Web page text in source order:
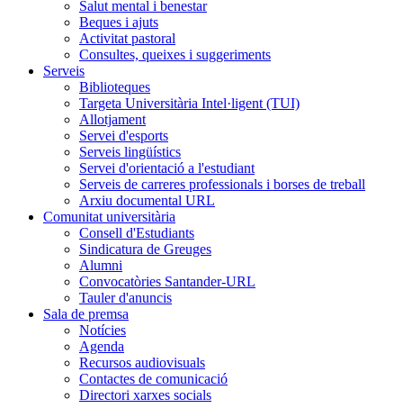
Salut mental i benestar
Beques i ajuts
Activitat pastoral
Consultes, queixes i suggeriments
Serveis
Biblioteques
Targeta Universitària Intel·ligent (TUI)
Allotjament
Servei d'esports
Serveis lingüístics
Servei d'orientació a l'estudiant
Serveis de carreres professionals i borses de treball
Arxiu documental URL
Comunitat universitària
Consell d'Estudiants
Sindicatura de Greuges
Alumni
Convocatòries Santander-URL
Tauler d'anuncis
Sala de premsa
Notícies
Agenda
Recursos audiovisuals
Contactes de comunicació
Directori xarxes socials